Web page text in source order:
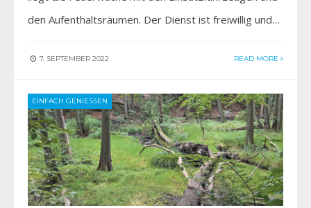
den Aufenthaltsräumen. Der Dienst ist freiwillig und…
7. SEPTEMBER 2022 READ MORE
EINFACH GENIESSEN